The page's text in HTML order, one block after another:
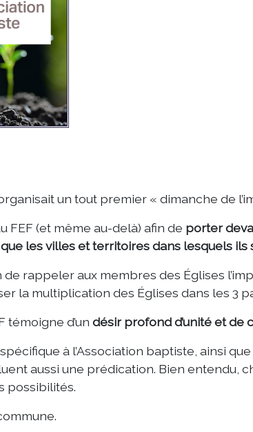
un tout premier « dimanche de
FEF (et même au-delà) afin de porter
les villes et territoires dans lesquels ils
rappeler aux membres des Églises
la multiplication des Églises dans les 3
témoigne d’un désir profond d’unité et de
à l’Association baptiste, ainsi
aussi une prédication. Bien entendu,
possibilités.